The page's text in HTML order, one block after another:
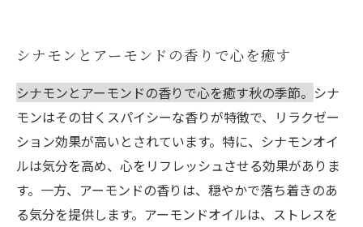
シナモンとアーモンドの香りで心を癒す
シナモンとアーモンドの香りで心を癒す秋の季節。 シナ
モンはその甘くスパイシーな香りが特徴で、リラクゼー
ション効果が高いとされています。特に、シナモンオイ
ルは気分を高め、心をリフレッシュさせる効果がありま
す。一方、アーモンドの香りは、穏やかで落ち着きのあ
る気分を提供します。アーモンドオイルは、ストレスを